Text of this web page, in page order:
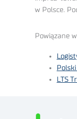
w Polsce.
Powiązane
LTS